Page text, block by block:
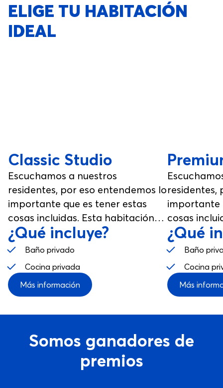
ELIGE TU HABITACIÓN
IDEAL
Classic Studio
Escuchamos a nuestros
residentes, por eso entendemos lo
importante que es tener estas
cosas incluidas. Esta habitación
fue diseñada para que la
disfrutes, desde tu estudio hasta
¿Qué incluye?
Baño privado
Cocina privada
Más información
residentes,
importante
cosas
fue
disfrutes,
¿Qué
Baño
Cocina
Más
Somos ganadores de
premios